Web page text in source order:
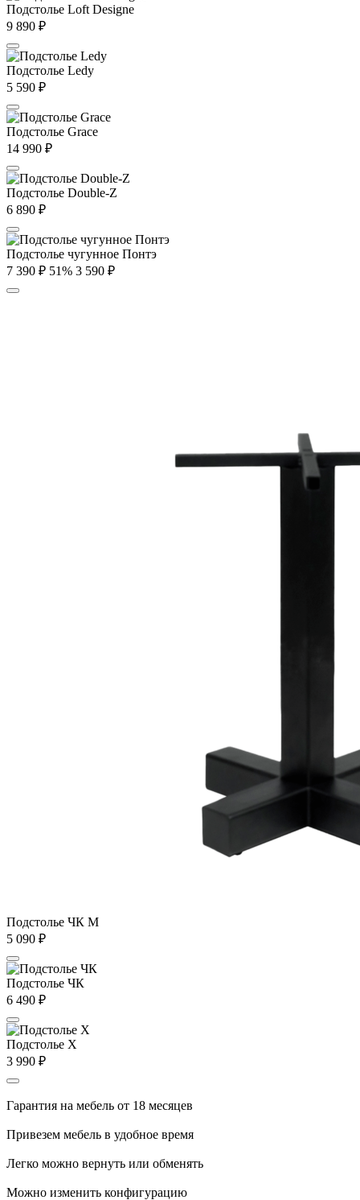
Подстолье Loft Designe
9 890 ₽
Подстолье Ledy
5 590 ₽
Подстолье Grace
14 990 ₽
Подстолье Double-Z
6 890 ₽
Подстолье чугунное Понтэ
7 390 ₽ 51% 3 590 ₽
Подстолье ЧК М
5 090 ₽
Подстолье ЧК
6 490 ₽
Подстолье X
3 990 ₽
Гарантия на мебель от 18 месяцев
Привезем мебель в удобное время
Легко можно вернуть или обменять
Можно изменить конфигурацию